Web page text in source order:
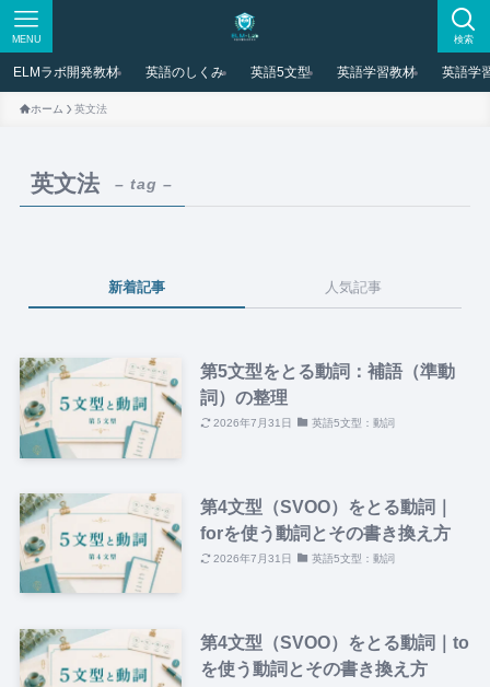
検索
MENU
ELMラボ開発教材 英語のしくみ 英語5文型 英語学習教材 英語学
ホーム 英文法
英文法 – tag –
新着記事 人気記事
第5文型をとる動詞：補語（準動
詞）の整理
2026年7月31日 英語5文型：動詞
第4文型（SVOO）をとる動詞｜
forを使う動詞とその書き換え方
2026年7月31日 英語5文型：動詞
第4文型（SVOO）をとる動詞｜to
を使う動詞とその書き換え方